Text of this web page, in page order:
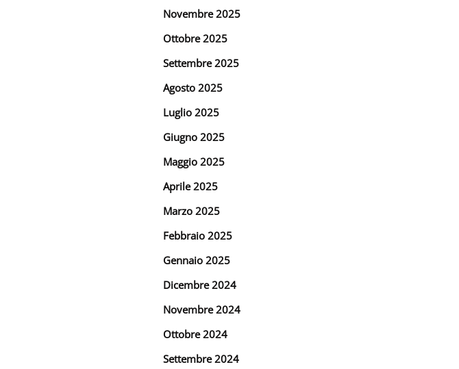
Novembre 2025
Ottobre 2025
Settembre 2025
Agosto 2025
Luglio 2025
Giugno 2025
Maggio 2025
Aprile 2025
Marzo 2025
Febbraio 2025
Gennaio 2025
Dicembre 2024
Novembre 2024
Ottobre 2024
Settembre 2024